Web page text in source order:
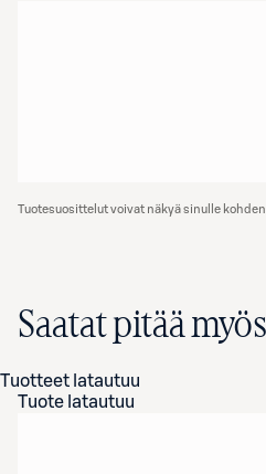
Tuotesuosittelut voivat näkyä sinulle
Saatat pitää
Tuotteet latautuu
Tuote latautuu